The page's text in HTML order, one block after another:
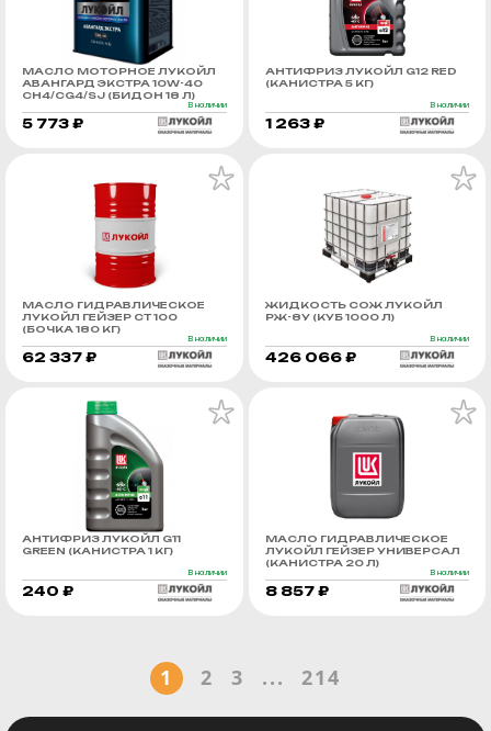
МАСЛО МОТОРНОЕ ЛУКОЙЛ
АВАНГАРД ЭКСТРА 10W-40
CH4/CG4/SJ (БИДОН 18 Л)
В наличии
5 773 ₽
АНТИФРИЗ ЛУКОЙЛ G12 RED
(КАНИСТРА 5 КГ)
В наличии
1 263 ₽
МАСЛО ГИДРАВЛИЧЕСКОЕ
ЛУКОЙЛ ГЕЙЗЕР СТ 100
(БОЧКА 180 КГ)
В наличии
62 337 ₽
ЖИДКОСТЬ СОЖ ЛУКОЙЛ
РЖ-8У (КУБ 1000 Л)
В наличии
426 066 ₽
АНТИФРИЗ ЛУКОЙЛ G11
GREEN (КАНИСТРА 1 КГ)
В наличии
240 ₽
МАСЛО ГИДРАВЛИЧЕСКОЕ
ЛУКОЙЛ ГЕЙЗЕР УНИВЕРСАЛ
(КАНИСТРА 20 Л)
В наличии
8 857 ₽
1 2 3 ... 214